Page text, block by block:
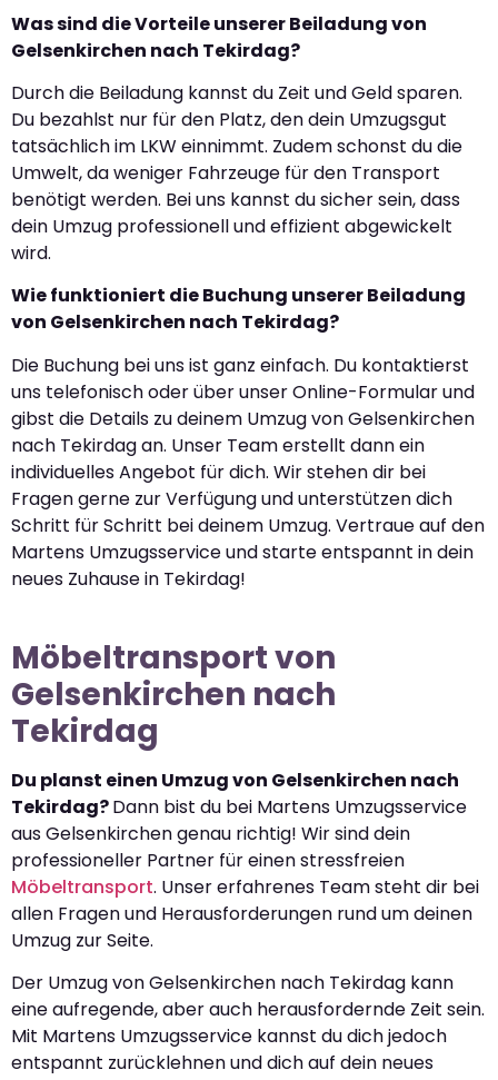
Was sind die Vorteile unserer Beiladung von
Gelsenkirchen nach Tekirdag?
Durch die Beiladung kannst du Zeit und Geld sparen.
Du bezahlst nur für den Platz, den dein Umzugsgut
tatsächlich im LKW einnimmt. Zudem schonst du die
Umwelt, da weniger Fahrzeuge für den Transport
benötigt werden. Bei uns kannst du sicher sein, dass
dein Umzug professionell und effizient abgewickelt
wird.
Wie funktioniert die Buchung unserer Beiladung
von Gelsenkirchen nach Tekirdag?
Die Buchung bei uns ist ganz einfach. Du kontaktierst
uns telefonisch oder über unser Online-Formular und
gibst die Details zu deinem Umzug von Gelsenkirchen
nach Tekirdag an. Unser Team erstellt dann ein
individuelles Angebot für dich. Wir stehen dir bei
Fragen gerne zur Verfügung und unterstützen dich
Schritt für Schritt bei deinem Umzug. Vertraue auf den
Martens Umzugsservice und starte entspannt in dein
neues Zuhause in Tekirdag!
Möbeltransport von
Gelsenkirchen nach
Tekirdag
Du planst einen Umzug von Gelsenkirchen nach
Tekirdag?Dann bist du bei Martens Umzugsservice
aus Gelsenkirchen genau richtig! Wir sind dein
professioneller Partner für einen stressfreien
Möbeltransport. Unser erfahrenes Team steht dir bei
allen Fragen und Herausforderungen rund um deinen
Umzug zur Seite.
Der Umzug von Gelsenkirchen nach Tekirdag kann
eine aufregende, aber auch herausfordernde Zeit sein.
Mit Martens Umzugsservice kannst du dich jedoch
entspannt zurücklehnen und dich auf dein neues